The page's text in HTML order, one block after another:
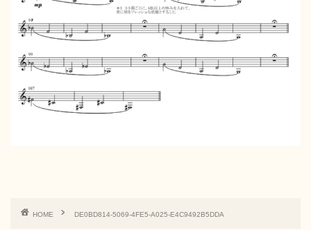
HOME DE0BD814-5069-4FE5-A025-E4C9492B5DDA